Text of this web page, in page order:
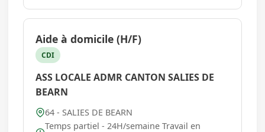
Accompagnement à l'auton...
Aide à domicile (H/F)
CDI
ASS LOCALE ADMR CANTON SALIES DE
BEARN
64 - SALIES DE BEARN
Temps partiel - 24H/semaine Travail en